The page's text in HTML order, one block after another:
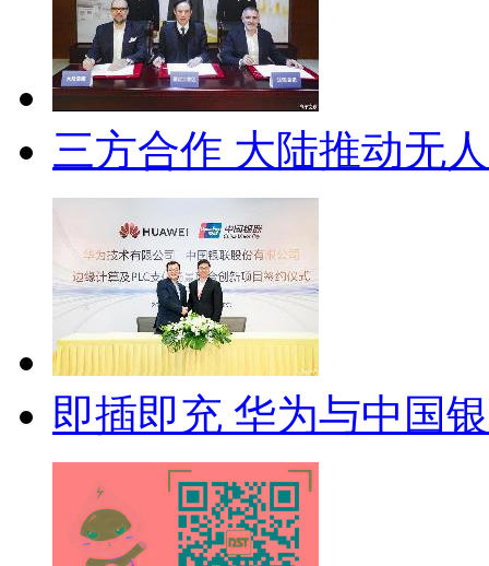
三方合作 大陆推动无
即插即充 华为与中国